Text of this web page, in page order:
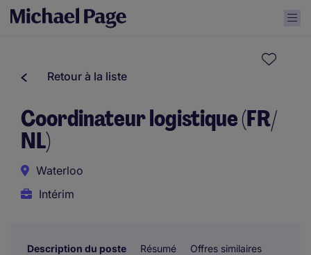
Retour à la liste
Coordinateur logistique (FR/
NL)
Waterloo
Intérim
Description du poste Résumé Offres similaires